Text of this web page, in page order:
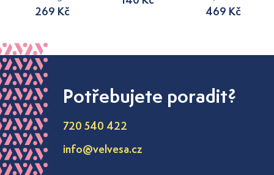
269 Kč 469 Kč
Potřebujete poradit?
720 540 422
info@velvesa.cz